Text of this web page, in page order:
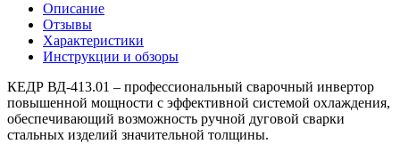
Описание
Отзывы
Характеристики
Инструкции и обзоры
КЕДР ВД-413.01 – профессиональный сварочный инвертор
повышенной мощности с эффективной систе­мой охлаждения,
обеспечивающий возможность ручной дуговой сварки
стальных изделий значительной толщины.